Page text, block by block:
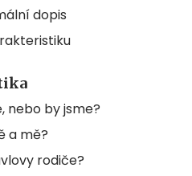
dopis
nebo by jsme?
a mě?
rodiče?